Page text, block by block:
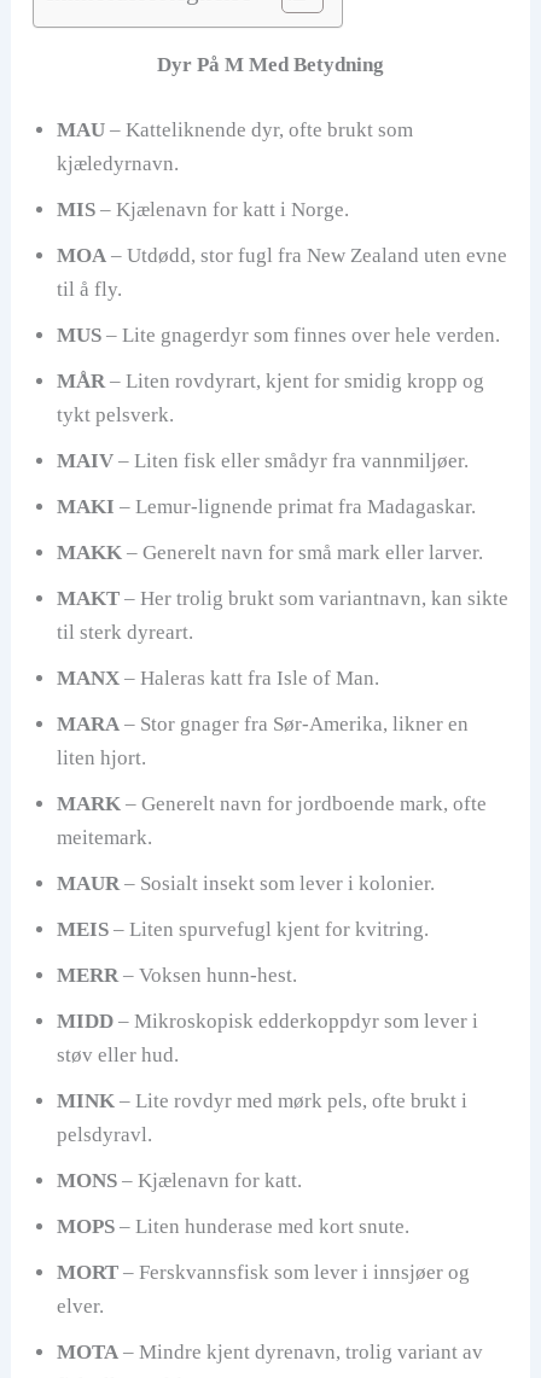
Dyr På M Med Betydning
MAU– Katteliknende dyr, ofte brukt som
kjæledyrnavn.
MIS– Kjælenavn for katt i Norge.
MOA– Utdødd, stor fugl fra New Zealand uten evne
til å fly.
MUS– Lite gnagerdyr som finnes over hele verden.
MÅR– Liten rovdyrart, kjent for smidig kropp og
tykt pelsverk.
MAIV– Liten fisk eller smådyr fra vannmiljøer.
MAKI – Lemur-lignende primat fra Madagaskar.
MAKK– Generelt navn for små mark eller larver.
MAKT– Her trolig brukt som variantnavn, kan sikte
til sterk dyreart.
MANX– Haleras katt fra Isle of Man.
MARA– Stor gnager fra Sør-Amerika, likner en
liten hjort.
MARK– Generelt navn for jordboende mark, ofte
meitemark.
MAUR– Sosialt insekt som lever i kolonier.
MEIS– Liten spurvefugl kjent for kvitring.
MERR– Voksen hunn-hest.
MIDD– Mikroskopisk edderkoppdyr som lever i
støv eller hud.
MINK– Lite rovdyr med mørk pels, ofte brukt i
pelsdyravl.
MONS– Kjælenavn for katt.
MOPS– Liten hunderase med kort snute.
MORT– Ferskvannsfisk som lever i innsjøer og
elver.
MOTA– Mindre kjent dyrenavn, trolig variant av